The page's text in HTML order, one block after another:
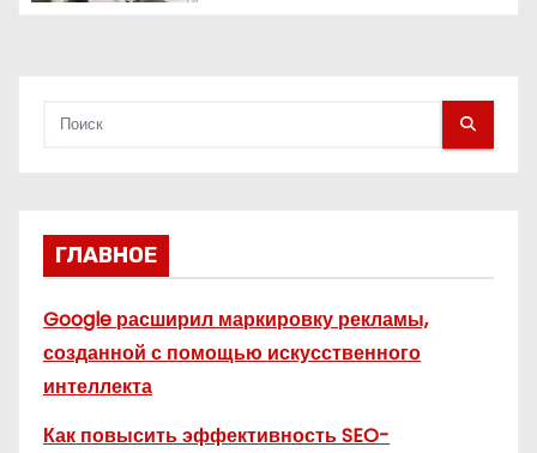
ГЛАВНОЕ
Google расширил маркировку рекламы,
созданной с помощью искусственного
интеллекта
Как повысить эффективность SEO-